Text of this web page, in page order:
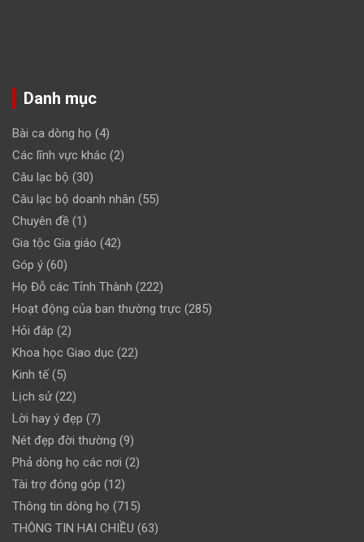
Danh mục
Bài ca dòng họ (4)
Các lĩnh vực khác (2)
Câu lạc bộ (30)
Câu lạc bộ doanh nhân (55)
Chuyên đề (1)
Gia tộc Gia giáo (42)
Góp ý (60)
Họ Đỗ các Tỉnh Thành (222)
Hoạt động của ban thường trực (285)
Hỏi đáp (2)
Khoa học Giao dục (22)
Kinh tế(5)
Lịch sử(22)
Lời hay ý đẹp (7)
Nét đẹp đời thường (9)
Phả dòng họ các nơi (2)
Tài trợ đóng góp (12)
Thông tin dòng họ (715)
THÔNG TIN HAI CHIỀU (63)